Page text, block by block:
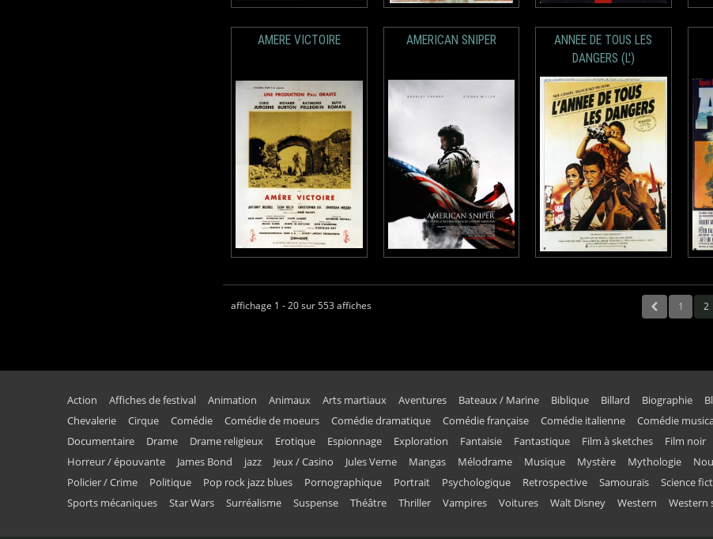
AMERE VICTOIRE AMERICAN SNIPER
ANNEE DE TOUS LES
DANGERS (L')
1 2
affichage 1 - 20 sur 553 affiches
Action Affiches de festival Animation Animaux Arts martiaux Aventures Bateaux / Marine Biblique Billard Biographie
Chevalerie
Cirque Comédie Comédie de moeurs Comédie dramatique Comédie française Comédie italienne Comédie
Documentaire
Drame Drame religieux Erotique Espionnage Exploration Fantaisie Fantastique Film à sketches Film noir
Horreur / épouvante
James Bond jazz Jeux / Casino Jules Verne Mangas Mélodrame Musique Mystère Mythologie
Policier / Crime
Politique Pop rock jazz blues Pornographique Portrait Psychologique Retrospective Samouraïs Science
Sports mécaniques
Star Wars Surréalisme Suspense Théâtre Thriller Vampires Voitures Walt Disney Western Western